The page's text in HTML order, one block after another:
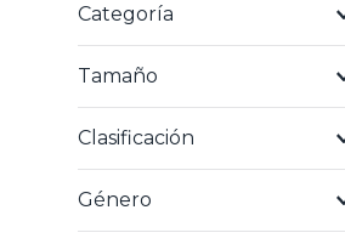
Categoría
Perfumes de mujer
Tamaño
60 ml
100 ml
Clasificación
Género